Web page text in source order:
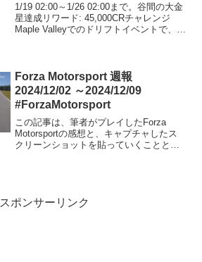
1/19 02:00～1/26 02:00まで。谷間の大金
星達成リワード: 45,000CRチャレンジ
Maple Valleyでのドリフトイベントで、1
Forza Motorsport 週報
2024/12/02 ～2024/12/09
#ForzaMotorsport
この記事は、筆者がプレイしたForza
Motorsportの感想と、キャプチャしたス
クリーンショットを貼っていくことと、
スポンサーリンク